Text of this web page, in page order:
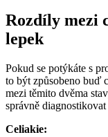
Rozdíly mezi
lepek
Pokud se potýkáte s
to být způsobeno buď
mezi těmito dvěma
správně
Celiakie: